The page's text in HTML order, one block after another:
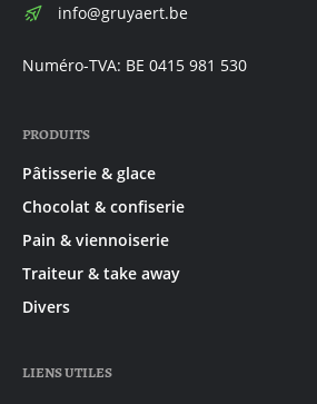
E-
info@gruyaert.be
Numéro-TVA: BE 0415 981 530
PRODUITS
Pâtisserie & glace
Chocolat & confiserie
Pain & viennoiserie
Traiteur & take away
Divers
LIENS UTILES